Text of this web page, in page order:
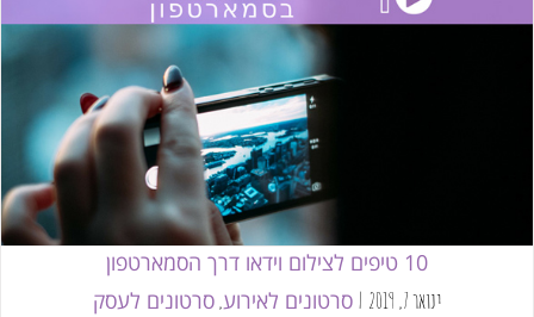
סרטונים לאירוע סרטונים לעסק
10 טיפים לצילום וידאו דרך הסמארטפון
ינואר 7, 2019 | סרטונים לאירוע,סרטונים לעסק